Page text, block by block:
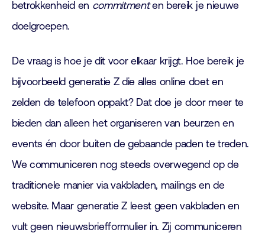
betrokkenheid en commitmenten bereik je nieuwe
doelgroepen.
De vraag is hoe je dit voor elkaar krijgt. Hoe bereik je
bijvoorbeeld generatie Z die alles online doet en
zelden de telefoon oppakt? Dat doe je door meer te
bieden dan alleen het organiseren van beurzen en
events én door buiten de gebaande paden te treden.
We communiceren nog steeds overwegend op de
traditionele manier via vakbladen, mailings en de
website. Maar generatie Z leest geen vakbladen en
vult geen nieuwsbriefformulier in. Zij communiceren